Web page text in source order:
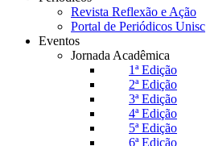
Revista Reflexão e Ação
Portal de Periódicos Unisc
Eventos
Jornada Acadêmica
1ª Edição
2ª Edição
3ª Edição
4ª Edição
5ª Edição
6ª Edição